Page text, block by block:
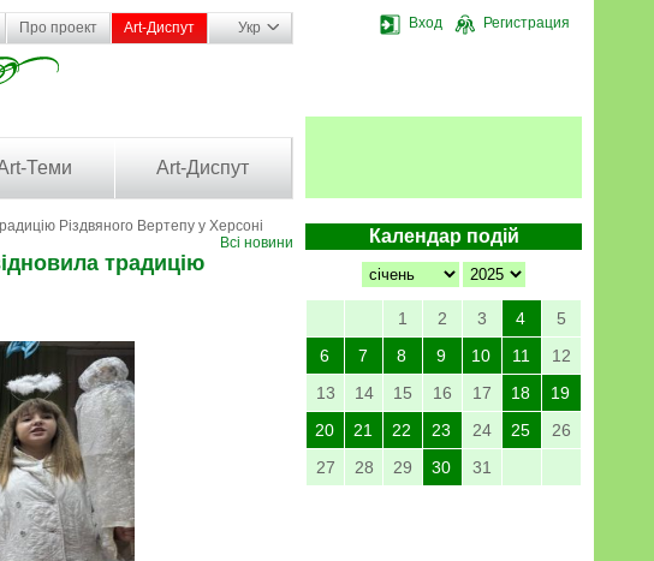
Вход Регистрация
Про проект Art-Диспут Укр
Теми Art-Диспут
Календар подій
1 2 3 4
5
6
7 8 9 10 11
12
13
14 15 16 17 18
19
20
21 22 23 24 25
26
27
28 29 30 31
Різдвяного Вертепу у Херсоні
Всі новини
традицію